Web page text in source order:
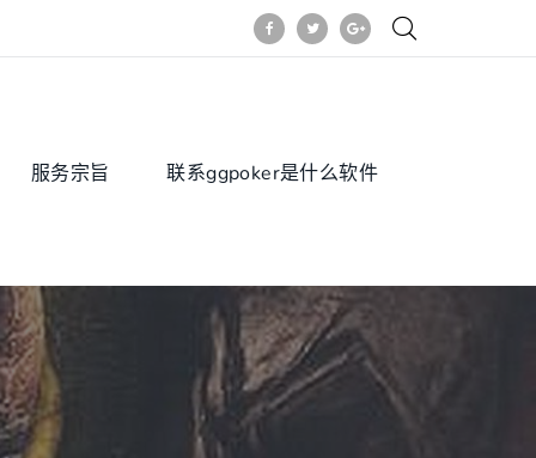
服务宗旨 联系ggpoker是什么软件